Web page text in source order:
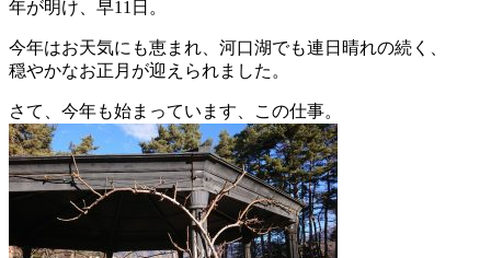
年が明け、早11日。
今年はお天気にも恵まれ、河口湖でも連日晴れの続く、
穏やかなお正月が迎えられました。
さて、今年も始まっています、この仕事。